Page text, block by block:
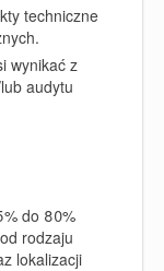
techniczne
wynikać z
audytu
do 80%
rodzaju
lokalizacji